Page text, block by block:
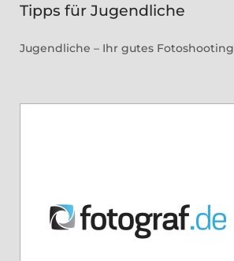
Tipps für Jugendliche
Jugendliche – Ihr gutes Fotoshooting